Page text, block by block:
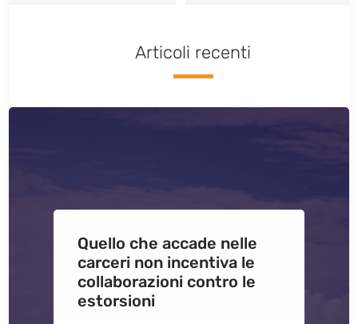
Articoli recenti
Quello che accade nelle
carceri non incentiva le
collaborazioni contro le
estorsioni